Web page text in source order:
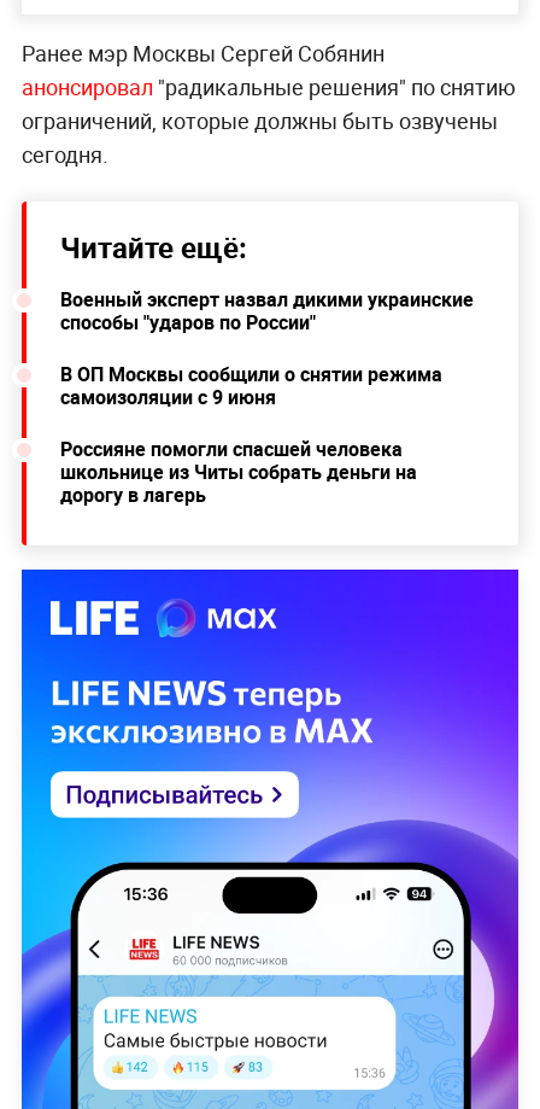
Ранее мэр Москвы Сергей Собянин
анонсировал "радикальные решения" по снятию
ограничений, которые должны быть озвучены
сегодня.
Читайте ещё:
Военный эксперт назвал дикими украинские
способы "ударов по России"
В ОП Москвы сообщили о снятии режима
самоизоляции с 9 июня
Россияне помогли спасшей человека
школьнице из Читы собрать деньги на
дорогу в лагерь